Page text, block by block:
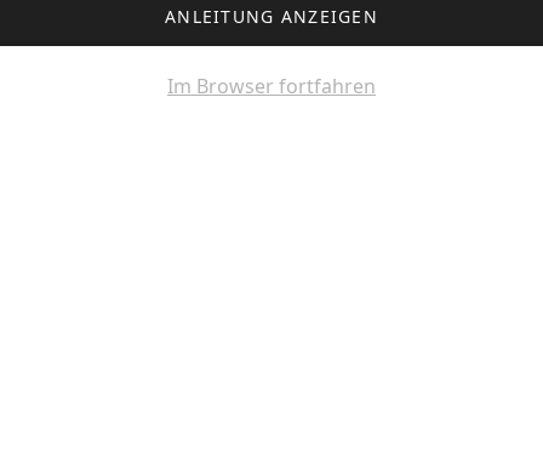
ANLEITUNG ANZEIGEN
Im Browser fortfahren